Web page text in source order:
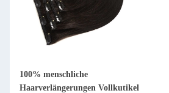
100% menschliche
Haarverlängerungen Vollkutikel